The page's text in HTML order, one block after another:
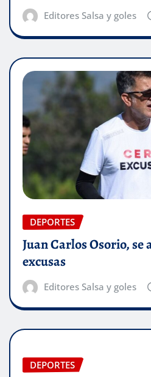
Editores Salsa y goles
DEPORTES
Juan Carlos Osorio, se
excusas
Editores Salsa y goles
DEPORTES